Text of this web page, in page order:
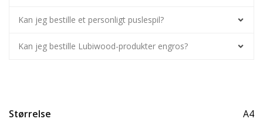
Kan jeg bestille et personligt puslespil?
Kan jeg bestille Lubiwood-produkter engros?
Størrelse A4